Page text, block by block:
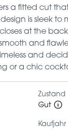
a fitted cut
is sleek to
at the
and
and
or a chic
Zustand
Gut
Kaufjahr